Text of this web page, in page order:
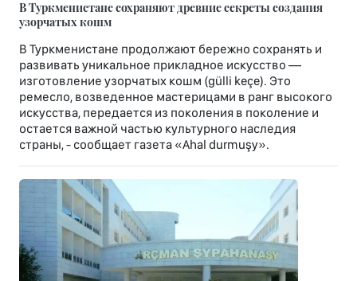
В Туркменистане сохраняют древние секреты создания
узорчатых кошм
В Туркменистане продолжают бережно сохранять и
развивать уникальное прикладное искусство —
изготовление узорчатых кошм (gülli keçe). Это
ремесло, возведенное мастерицами в ранг высокого
искусства, передается из поколения в поколение и
остается важной частью культурного наследия
страны, - сообщает газета «Ahal durmuşy».